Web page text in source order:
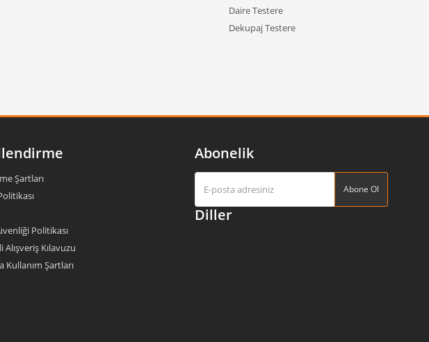
Daire Testere
Dekupaj Testere
Şartları
Politikası
Alışveriş Kılavuzu
Kullanım Şartları
Abonelik
Abone Ol
Diller